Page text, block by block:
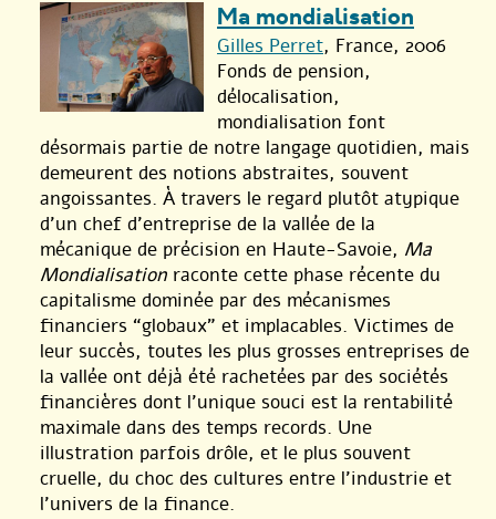
Ma mondialisation
Gilles Perret, France, 2006
Fonds de pension,
délocalisation,
mondialisation font
désormais partie de notre langage quotidien, mais
demeurent des notions abstraites, souvent
angoissantes. À travers le regard plutôt atypique
d’un chef d’entreprise de la vallée de la
mécanique de précision en Haute-Savoie, Ma
Mondialisation raconte cette phase récente du
capitalisme dominée par des mécanismes
financiers “globaux” et implacables. Victimes de
leur succès, toutes les plus grosses entreprises de
la vallée ont déjà été rachetées par des sociétés
financières dont l’unique souci est la rentabilité
maximale dans des temps records. Une
illustration parfois drôle, et le plus souvent
cruelle, du choc des cultures entre l’industrie et
l’univers de la finance.